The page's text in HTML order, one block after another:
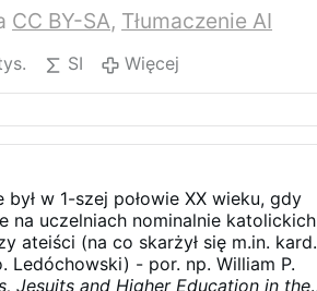
CC BY-SA, Tłumaczenie AI
SI Więcej
w 1-szej połowie XX wieku, gdy
na uczelniach nominalnie katolickich
ateiści (na co skarżył się m.in. kard.
Ledóchowski) - por. np. William P.
Jesuits and Higher Education in the